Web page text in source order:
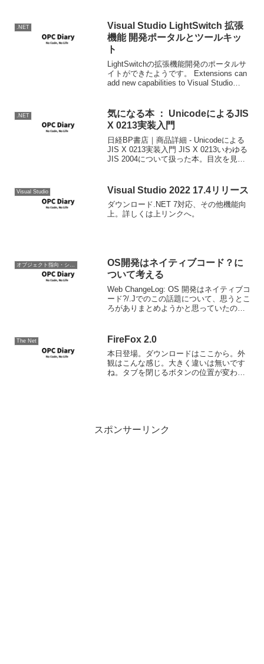
惜しいのは拡張機能のインストール...
.NET
Visual Studio LightSwitch 拡張
機能 開発ポータルとツールキッ
ト
LightSwitchの拡張機能開発のポータルサ
イトができたようです。 Extensions can
add new capabilities to Visual Studio
.NET
気になる本 ： UnicodeによるJIS
X 0213実装入門
日経BP書店｜商品詳細 - Unicodeによる
JIS X 0213実装入門 JIS X 0213いわゆる
JIS 2004について扱った本。目次を見る
い...
Visual Studio Visual Studio 2022 17.4リリース
ダウンロード.NET 7対応、その他機能向
上。詳しくは上リンクへ。
OS開発はネイティブコード？に
ついて考える
Web ChangeLog: OS 開発はネイティブコ
ード?/.Jでのこの話題について、思うとこ
ろがありまとめようかと思っていたのだ
り充実して。OSがアプリケーション実...
The Net FireFox 2.0
本日登場。ダウンロードはここから。外
観はこんな感じ。大きく違いは無いです
ね。タブを閉じるボタンの位置が変わっ
スポンサーリンク